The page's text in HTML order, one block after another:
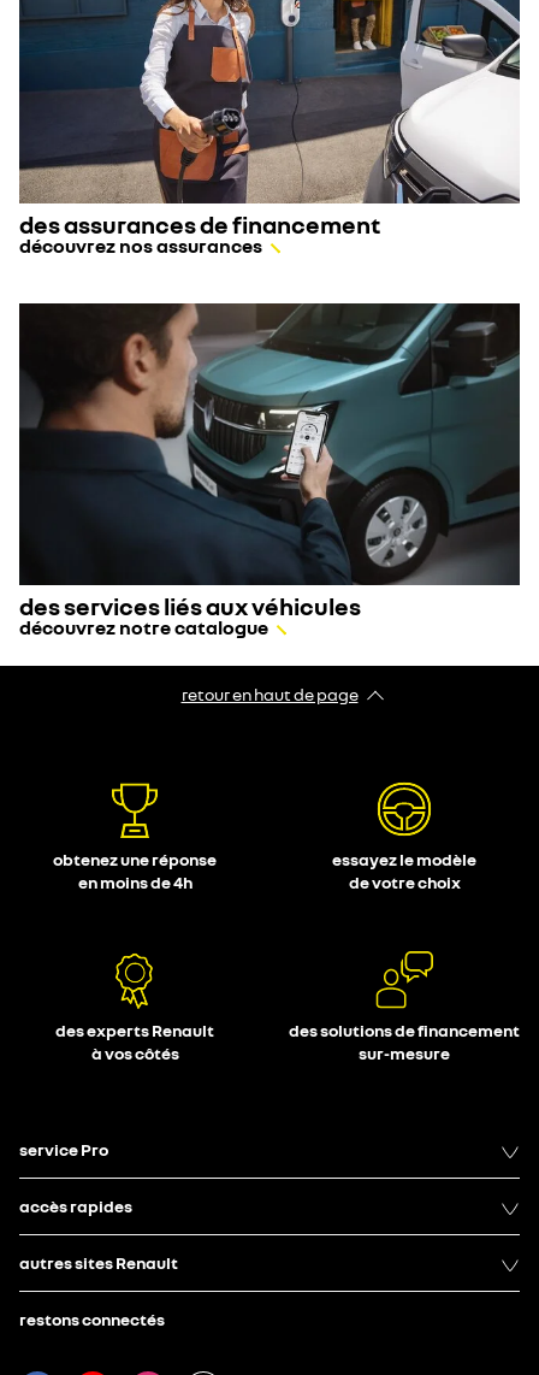
des assurances de financement
découvrez nos assurances
des services liés aux véhicules
découvrez notre catalogue
retour en haut de page​
obtenez une réponse
en moins de 4h
essayez le modèle
de votre choix
des experts Renault
à vos côtés
des solutions de financement
sur-mesure
service Pro
accès rapides
autres sites Renault
restons connectés